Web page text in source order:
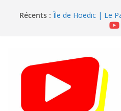
Récents : Île de Hoëdic | Le
Île de Hoëdic | Le
Île de Hoëdic |